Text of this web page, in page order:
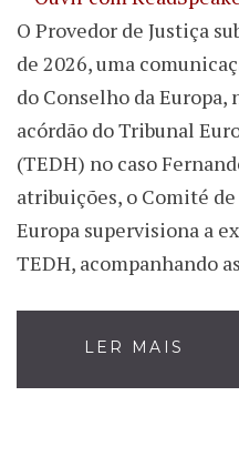
O Provedor de Justiça
de 2026, uma
do Conselho da Europa,
acórdão do Tribunal
(TEDH) no caso
atribuições, o Comité
Europa supervisiona a
TEDH, acompanhando
LER MAIS